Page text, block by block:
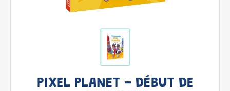
PIXEL PLANET - DÉBUT DE